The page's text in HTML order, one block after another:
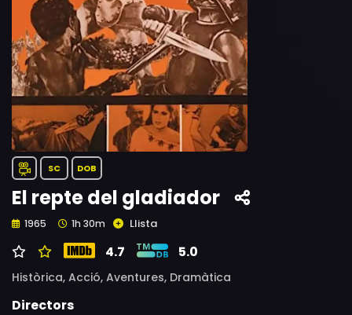
SC DOB
El repte del gladiador
1965 1h 30m Llista
4.7 5.0
Històrica, Acció, Aventures, Dramàtica
Directors